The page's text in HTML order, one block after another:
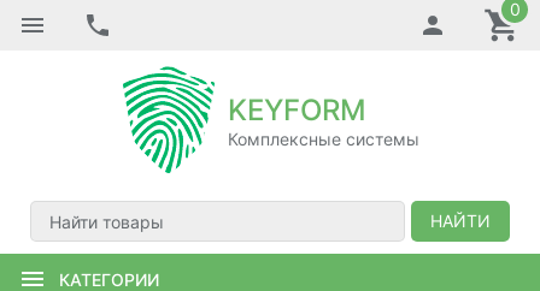
0
KEYFORM
Комплексные системы
НАЙТИ
КАТЕГОРИИ